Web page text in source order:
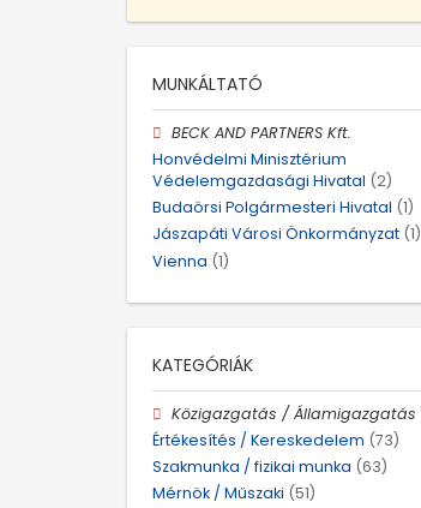
MUNKÁLTATÓ
BECK AND PARTNERS Kft.
Honvédelmi Minisztérium
Védelemgazdasági Hivatal (2)
Budaörsi Polgármesteri Hivatal (1)
Jászapáti Városi Önkormányzat (1)
Vienna (1)
KATEGÓRIÁK
Közigazgatás / Államigazgatás
Értékesítés / Kereskedelem (73)
Szakmunka / fizikai munka (63)
Mérnök / Műszaki (51)